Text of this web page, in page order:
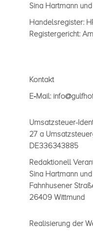
Sina Hart­mann und
Han­dels­re­gis­ter:
Regis­ter­ge­richt:
Kon­takt
E‑Mail:
Umsatz­steuer-
27 a
DE336343885
Redak­tio­nell
Sina Hart­mann
Fahn­huse­ner
26409 Witt­mund
Rea­li­sie­rung der